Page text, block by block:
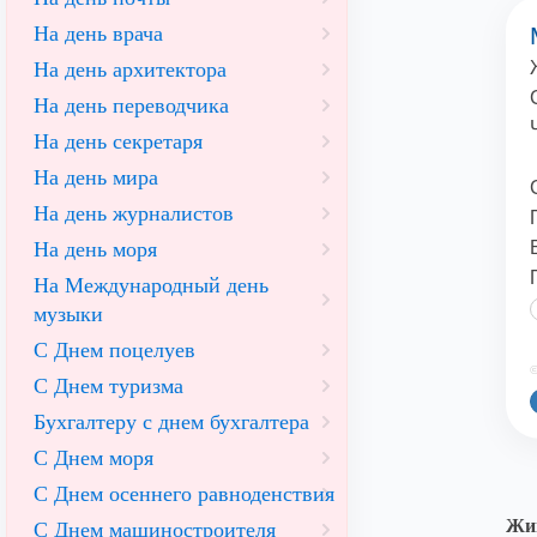
На день врача
На день архитектора
На день переводчика
На день секретаря
На день мира
На день журналистов
На день моря
На Международный день
музыки
С Днем поцелуев
С Днем туризма
Бухгалтеру с днем бухгалтера
С Днем моря
С Днем осеннего равноденствия
С Днем машиностроителя